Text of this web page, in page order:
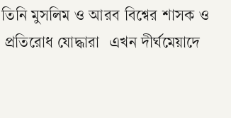
তিনি মুসলিম ও আরব বিশ্বের শাসক ও
যোদ্ধারা এখন দীর্ঘমেয়াদে